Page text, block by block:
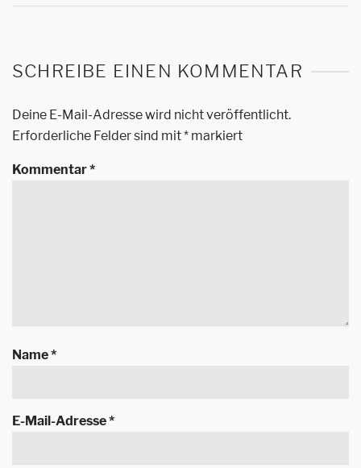
SCHREIBE EINEN KOMMENTAR
Deine E-Mail-Adresse wird nicht veröffentlicht.
Erforderliche Felder sind mit* markiert
Kommentar*
Name*
E-Mail-Adresse*